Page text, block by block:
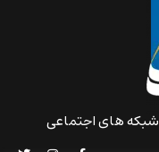
شبکه های اجتماعی